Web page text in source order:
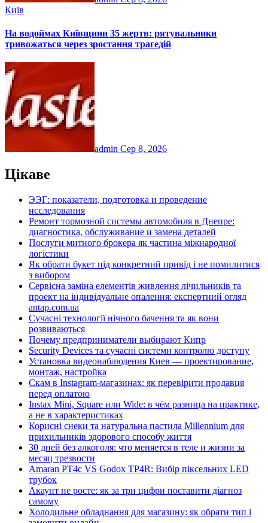
Київ
На водоймах Київщини 35 жертв: рятувальники
тривожаться через зростання трагедій
admin Сер 8, 2026
Цікаве
ЭЭГ: показатели, подготовка и проведение
исследования
Ремонт тормозной системы автомобиля в Днепре:
диагностика, обслуживание и замена деталей
Послуги митного брокера як частина міжнародної
логістики
Як обрати букет під конкретний привід і не помилитися
з вибором
Сервісна заміна елементів живлення лічильників та
проект на індивідуальне опалення: експертний огляд
antap.com.ua
Сучасні технології нічного бачення та як вони
розвиваються
Почему предприниматели выбирают Кипр
Security Devices та сучасні системи контролю доступу
Установка видеонаблюдения Киев — проектирование,
монтаж, настройка
Скам в Instagram-магазинах: як перевірити продавця
перед оплатою
Instax Mini, Square или Wide: в чём разница на практике,
а не в характеристиках
Корисні снеки та натуральна пастила Millennium для
прихильників здорового способу життя
30 дней без алкоголя: что меняется в теле и жизни за
месяц трезвости
Amaran PT4c VS Godox TP4R: Вибір піксельних LED
трубок
Акаунт не росте: як за три цифри поставити діагноз
самому
Холодильне обладнання для магазину: як обрати тип і